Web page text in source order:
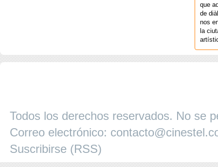
que
de
nos
la
Todos los derechos reservados. No se
Correo electrónico:
Suscribirse (RSS)